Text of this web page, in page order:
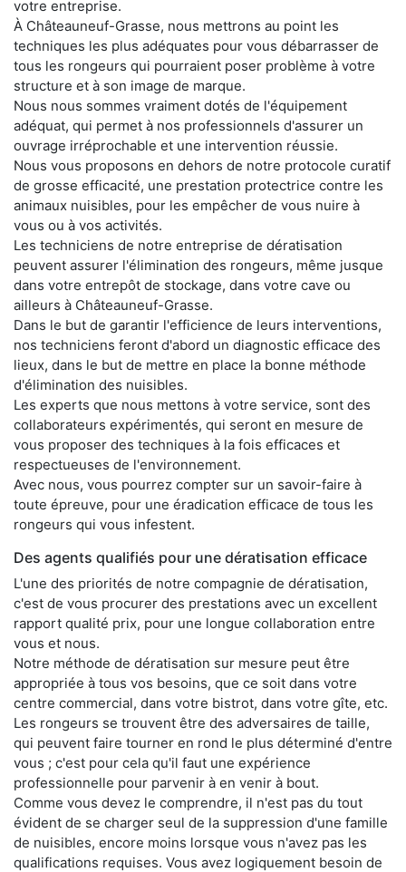
votre entreprise.
À Châteauneuf-Grasse, nous mettrons au point les
techniques les plus adéquates pour vous débarrasser de
tous les rongeurs qui pourraient poser problème à votre
structure et à son image de marque.
Nous nous sommes vraiment dotés de l'équipement
adéquat, qui permet à nos professionnels d'assurer un
ouvrage irréprochable et une intervention réussie.
Nous vous proposons en dehors de notre protocole curatif
de grosse efficacité, une prestation protectrice contre les
animaux nuisibles, pour les empêcher de vous nuire à
vous ou à vos activités.
Les techniciens de notre entreprise de dératisation
peuvent assurer l'élimination des rongeurs, même jusque
dans votre entrepôt de stockage, dans votre cave ou
ailleurs à Châteauneuf-Grasse.
Dans le but de garantir l'efficience de leurs interventions,
nos techniciens feront d'abord un diagnostic efficace des
lieux, dans le but de mettre en place la bonne méthode
d'élimination des nuisibles.
Les experts que nous mettons à votre service, sont des
collaborateurs expérimentés, qui seront en mesure de
vous proposer des techniques à la fois efficaces et
respectueuses de l'environnement.
Avec nous, vous pourrez compter sur un savoir-faire à
toute épreuve, pour une éradication efficace de tous les
rongeurs qui vous infestent.
Des agents qualifiés pour une dératisation efficace
L'une des priorités de notre compagnie de dératisation,
c'est de vous procurer des prestations avec un excellent
rapport qualité prix, pour une longue collaboration entre
vous et nous.
Notre méthode de dératisation sur mesure peut être
appropriée à tous vos besoins, que ce soit dans votre
centre commercial, dans votre bistrot, dans votre gîte, etc.
Les rongeurs se trouvent être des adversaires de taille,
qui peuvent faire tourner en rond le plus déterminé d'entre
vous ; c'est pour cela qu'il faut une expérience
professionnelle pour parvenir à en venir à bout.
Comme vous devez le comprendre, il n'est pas du tout
évident de se charger seul de la suppression d'une famille
de nuisibles, encore moins lorsque vous n'avez pas les
qualifications requises. Vous avez logiquement besoin de